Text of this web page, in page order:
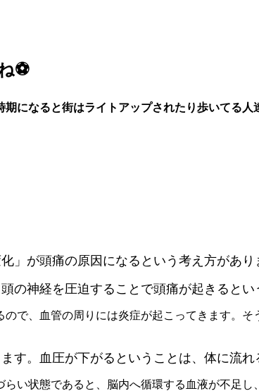
⚽
になると街はライトアップされたり歩いてる人
」が頭痛の原因になるという考え方があり
の神経を圧迫することで頭痛が起きるとい
で、血管の周りには炎症が起こってきます。
す。血圧が下がるということは、体に流
い状態であると、脳内へ循環する血液が不足